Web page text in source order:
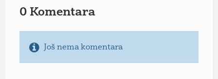
0 Komentara
Još nema komentara